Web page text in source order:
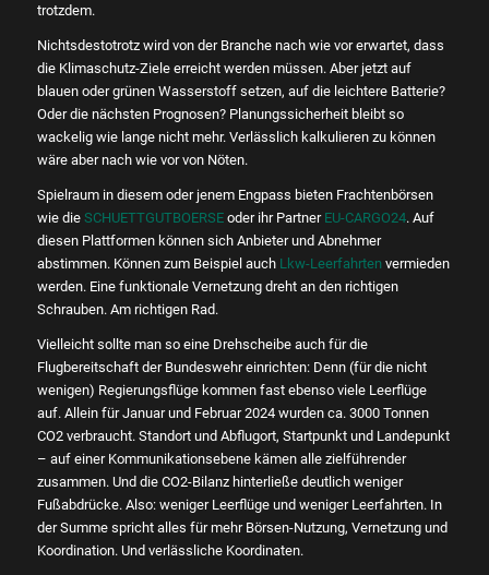
trotzdem.
Nichtsdestotrotz wird von der Branche nach wie vor erwartet, dass
die Klimaschutz-Ziele erreicht werden müssen. Aber jetzt auf
blauen oder grünen Wasserstoff setzen, auf die leichtere Batterie?
Oder die nächsten Prognosen? Planungssicherheit bleibt so
wackelig wie lange nicht mehr. Verlässlich kalkulieren zu können
wäre aber nach wie vor von Nöten.
Spielraum in diesem oder jenem Engpass bieten Frachtenbörsen
wie die SCHUETTGUTBOERSEoder ihr Partner EU-CARGO24. Auf
diesen Plattformen können sich Anbieter und Abnehmer
abstimmen. Können zum Beispiel auch Lkw-Leerfahrtenvermieden
werden. Eine funktionale Vernetzung dreht an den richtigen
Schrauben. Am richtigen Rad.
Vielleicht sollte man so eine Drehscheibe auch für die
Flugbereitschaft der Bundeswehr einrichten: Denn (für die nicht
wenigen) Regierungsflüge kommen fast ebenso viele Leerflüge
auf. Allein für Januar und Februar 2024 wurden ca. 3000 Tonnen
CO2 verbraucht. Standort und Abflugort, Startpunkt und Landepunkt
– auf einer Kommunikationsebene kämen alle zielführender
zusammen. Und die CO2-Bilanz hinterließe deutlich weniger
Fußabdrücke. Also: weniger Leerflüge und weniger Leerfahrten. In
der Summe spricht alles für mehr Börsen-Nutzung, Vernetzung und
Koordination. Und verlässliche Koordinaten.